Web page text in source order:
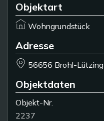
Objektart
Wohngrundstück
Adresse
56656 Brohl-Lützing
Objektdaten
Objekt-Nr.
2237